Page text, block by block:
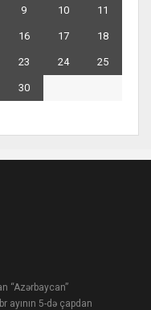
9 10 11
16 17 18
23 24 25
30
“Azərbaycan”
ayının 5-də çapdan